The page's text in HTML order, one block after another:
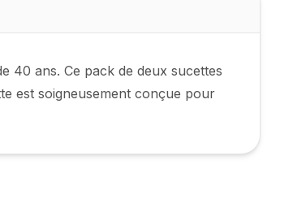
40 ans. Ce pack de deux sucettes
est soigneusement conçue pour